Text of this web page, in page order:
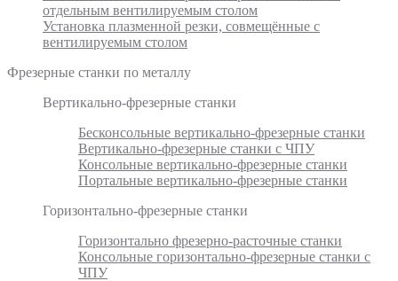
отдельным вентилируемым столом
Установка плазменной резки, совмещённые с
вентилируемым столом
Фрезерные станки по металлу
Вертикально-фрезерные станки
Бесконсольные вертикально-фрезерные станки
Вертикально-фрезерные станки с ЧПУ
Консольные вертикально-фрезерные станки
Портальные вертикально-фрезерные станки
Горизонтально-фрезерные станки
Горизонтально фрезерно-расточные станки
Консольные горизонтально-фрезерные станки с
ЧПУ